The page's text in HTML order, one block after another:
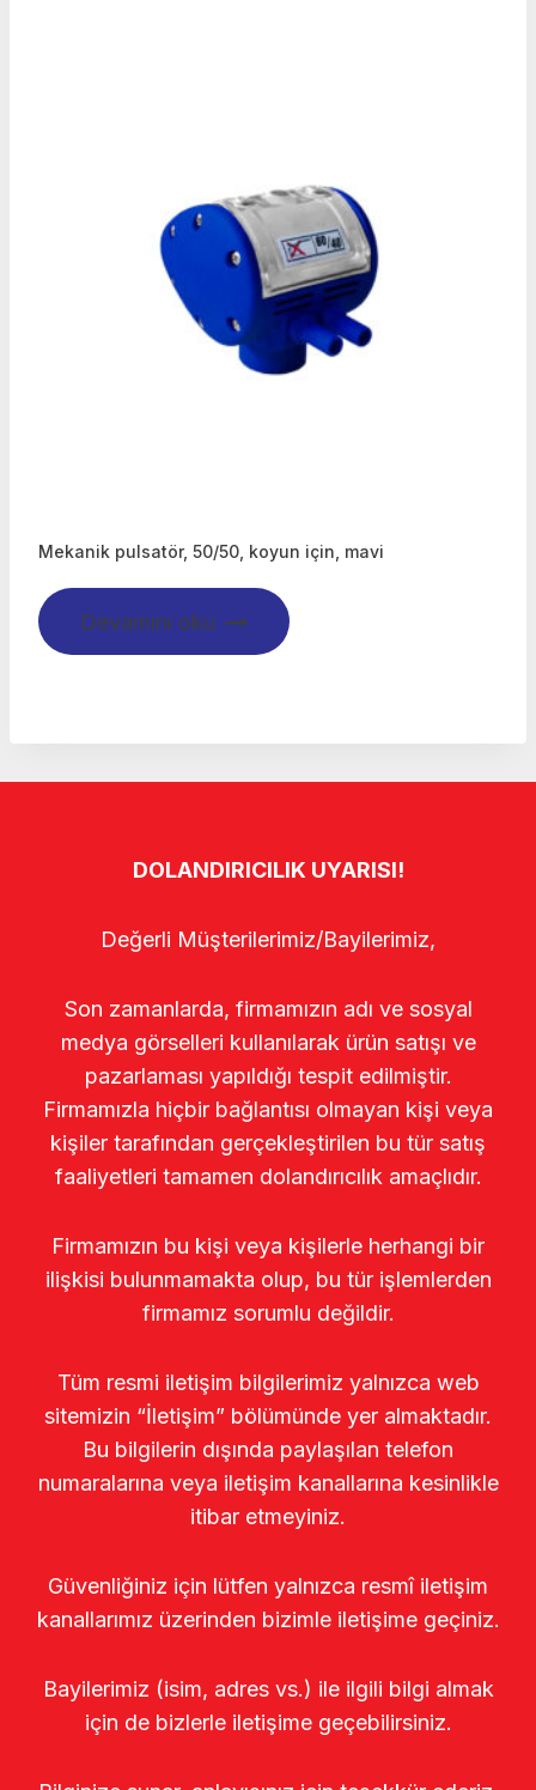
Mekanik pulsatör, 50/50, koyun için, mavi
Devamını oku
DOLANDIRICILIK UYARISI!
Değerli Müşterilerimiz/Bayilerimiz,
Son zamanlarda, firmamızın adı ve sosyal
medya görselleri kullanılarak ürün satışı ve
pazarlaması yapıldığı tespit edilmiştir.
Firmamızla hiçbir bağlantısı olmayan kişi veya
kişiler tarafından gerçekleştirilen bu tür satış
faaliyetleri tamamen dolandırıcılık amaçlıdır.
Firmamızın bu kişi veya kişilerle herhangi bir
ilişkisi bulunmamakta olup, bu tür işlemlerden
firmamız sorumlu değildir.
Tüm resmi iletişim bilgilerimiz yalnızca web
sitemizin “İletişim” bölümünde yer almaktadır.
Bu bilgilerin dışında paylaşılan telefon
numaralarına veya iletişim kanallarına kesinlikle
itibar etmeyiniz.
Güvenliğiniz için lütfen yalnızca resmî iletişim
kanallarımız üzerinden bizimle iletişime geçiniz.
Bayilerimiz (isim, adres vs.) ile ilgili bilgi almak
için de bizlerle iletişime geçebilirsiniz.